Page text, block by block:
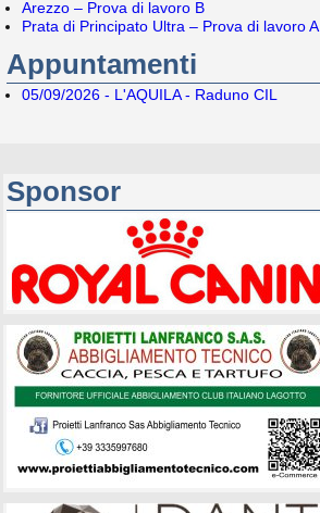
Arezzo – Prova di lavoro B
Prata di Principato Ultra – Prova di lavoro A
Appuntamenti
05/09/2026 - L'AQUILA - Raduno CIL
Sponsor